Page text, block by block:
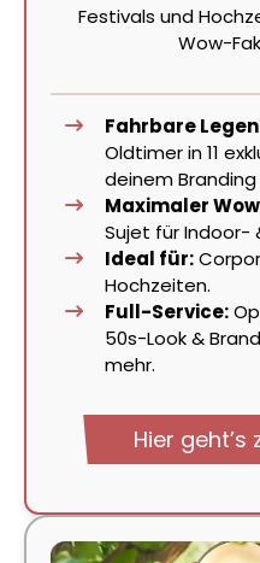
Festivals und
Wow-
Fahrbare
Oldtimer in 11
deinem
Maximaler
Sujet für Indoor-
Ideal für:
Hochzeiten.
Full-Service:
50s-Look &
mehr.
Hier